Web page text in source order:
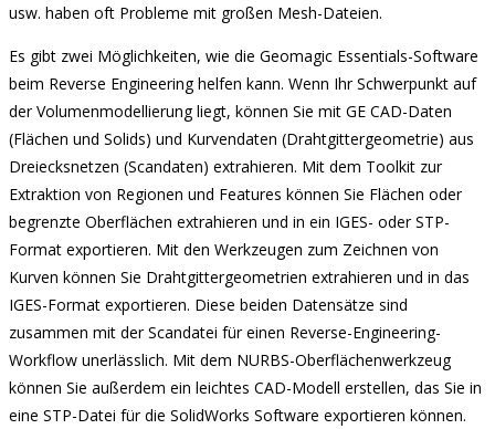
usw. haben oft Probleme mit großen Mesh-Dateien.
Es gibt zwei Möglichkeiten, wie die Geomagic Essentials-Software
beim Reverse Engineering helfen kann. Wenn Ihr Schwerpunkt auf
der Volumenmodellierung liegt, können Sie mit GE CAD-Daten
(Flächen und Solids) und Kurvendaten (Drahtgittergeometrie) aus
Dreiecksnetzen (Scandaten) extrahieren. Mit dem Toolkit zur
Extraktion von Regionen und Features können Sie Flächen oder
begrenzte Oberflächen extrahieren und in ein IGES- oder STP-
Format exportieren. Mit den Werkzeugen zum Zeichnen von
Kurven können Sie Drahtgittergeometrien extrahieren und in das
IGES-Format exportieren. Diese beiden Datensätze sind
zusammen mit der Scandatei für einen Reverse-Engineering-
Workflow unerlässlich. Mit dem NURBS-Oberflächenwerkzeug
können Sie außerdem ein leichtes CAD-Modell erstellen, das Sie in
eine STP-Datei für die SolidWorks Software exportieren können.